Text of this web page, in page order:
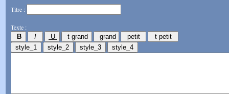
Titre :
Texte :